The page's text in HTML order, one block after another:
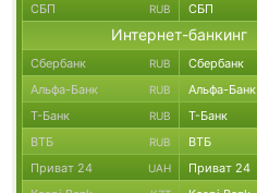
СБП RUB СБП
Интернет-банкинг
Сбербанк RUB Сбербанк
Альфа-Банк RUB Альфа-Банк
Т-Банк RUB Т-Банк
ВТБ RUB ВТБ
Приват 24 UAH Приват 24